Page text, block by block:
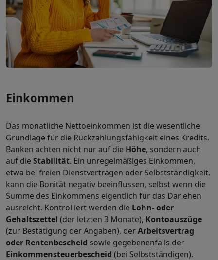
Einkommen
Das monatliche Nettoeinkommen ist die wesentliche
Grundlage für die Rückzahlungsfähigkeit eines Kredits.
Banken achten nicht nur auf die Höhe, sondern auch
auf die Stabilität. Ein unregelmäßiges Einkommen,
etwa bei freien Dienstverträgen oder Selbstständigkeit,
kann die Bonität negativ beeinflussen, selbst wenn die
Summe des Einkommens eigentlich für das Darlehen
ausreicht. Kontrolliert werden die Lohn- oder
Gehaltszettel (der letzten 3 Monate), Kontoauszüge
(zur Bestätigung der Angaben), derArbeitsvertrag
oder Rentenbescheid sowie gegebenenfalls der
Einkommensteuerbescheid (bei Selbstständigen).